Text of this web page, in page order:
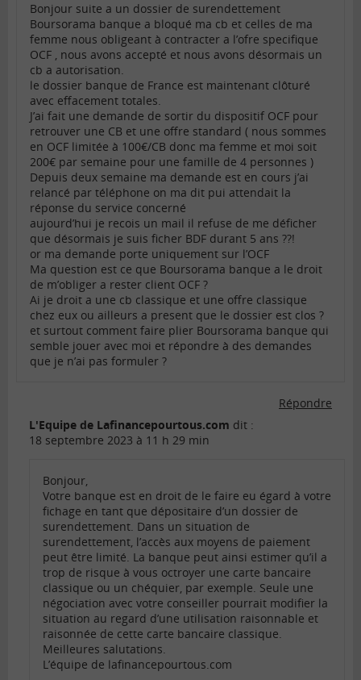
Bonjour suite a un dossier de surendettement
Boursorama banque a bloqué ma cb et celles de ma
femme nous obligeant à contracter a l’ofre specifique
OCF , nous avons accepté et nous avons désormais un
cb a autorisation.
le dossier banque de France est maintenant clôturé
avec effacement totales.
J’ai fait une demande de sortir du dispositif OCF pour
retrouver une CB et une offre standard ( nous sommes
en OCF limitée à 100€/CB donc ma femme et moi soit
200€ par semaine pour une famille de 4 personnes )
Depuis deux semaine ma demande est en cours j’ai
relancé par téléphone on ma dit pui attendait la
réponse du service concerné
aujourd’hui je recois un mail il refuse de me déficher
que désormais je suis ficher BDF durant 5 ans ??!
or ma demande porte uniquement sur l’OCF
Ma question est ce que Boursorama banque a le droit
de m’obliger a rester client OCF ?
Ai je droit a une cb classique et une offre classique
chez eux ou ailleurs a present que le dossier est clos ?
et surtout comment faire plier Boursorama banque qui
semble jouer avec moi et répondre à des demandes
que je n’ai pas formuler ?
Répondre
L'Equipe de Lafinancepourtous.com dit :
18 septembre 2023 à 11 h 29 min
Bonjour,
Votre banque est en droit de le faire eu égard à votre
fichage en tant que dépositaire d’un dossier de
surendettement. Dans un situation de
surendettement, l’accès aux moyens de paiement
peut être limité. La banque peut ainsi estimer qu’il a
trop de risque à vous octroyer une carte bancaire
classique ou un chéquier, par exemple. Seule une
négociation avec votre conseiller pourrait modifier la
situation au regard d’une utilisation raisonnable et
raisonnée de cette carte bancaire classique.
Meilleures salutations.
L’équipe de lafinancepourtous.com